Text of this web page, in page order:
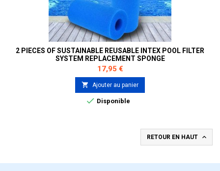
2 PIECES OF SUSTAINABLE REUSABLE INTEX POOL FILTER
SYSTEM REPLACEMENT SPONGE
Prix
17,95 €
 Ajouter au panier
 Disponible
RETOUR EN HAUT 